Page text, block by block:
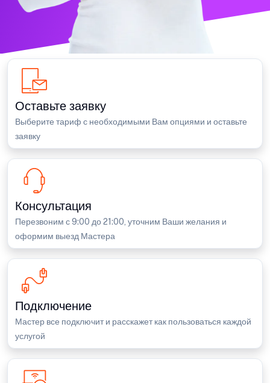
Оставьте заявку
Выберите тариф с необходимыми Вам опциями и оставьте
заявку
Консультация
Перезвоним с 9:00 до 21:00, уточним Ваши желания и
оформим выезд Мастера
Подключение
Мастер все подключит и расскажет как пользоваться каждой
услугой